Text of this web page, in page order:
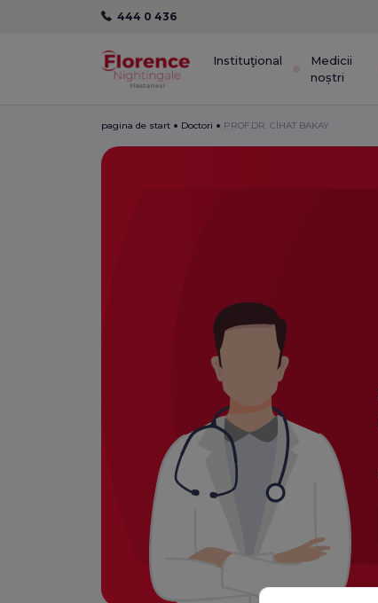
444 0 436
Instituţional
Medicii
noștri
pagina de start Doctori PROF.DR. CİHAT BAKAY